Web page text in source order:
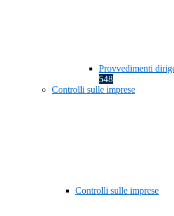
Provvedimenti
548
Controlli sulle imprese
Controlli sulle imprese